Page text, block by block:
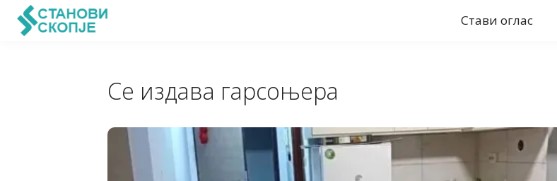
Стави оглас
Се издава гарсоњера